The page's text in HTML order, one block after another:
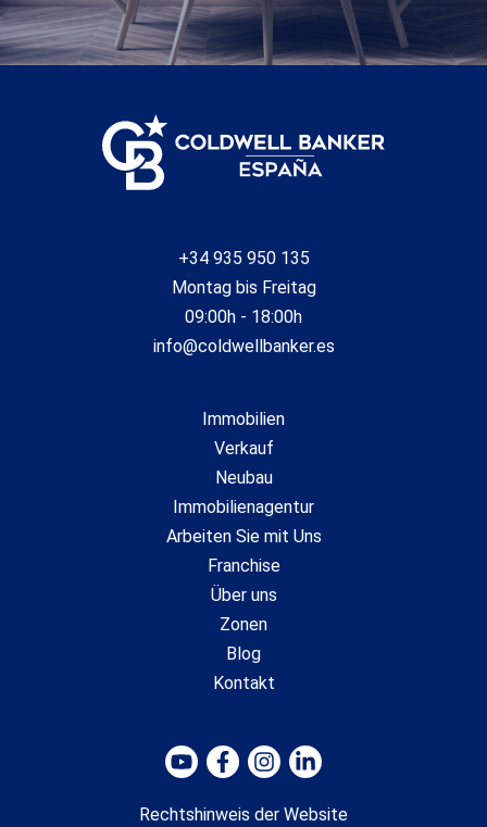
+34 935 950 135
Montag bis Freitag
09:00h - 18:00h
info@coldwellbanker.es
Immobilien
Verkauf
Neubau
Immobilienagentur
Arbeiten Sie mit Uns
Franchise
Über uns
Zonen
Blog
Kontakt
Rechtshinweis der Website